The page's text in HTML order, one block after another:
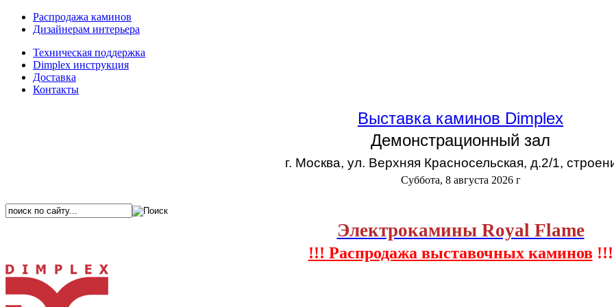
Распродажа каминов
Дизайнерам интерьера
Техническая поддержка
Dimplex инструкция
Доставка
Контакты
Выставка каминов Dimplex
Демонстрационный зал
г. Москва, ул. Верхняя Красносельская, д.2/1,
Суббота, 8 августа 2026 г
Электрокамины Royal Flame
!!! Распродажа выставочных каминов!!!